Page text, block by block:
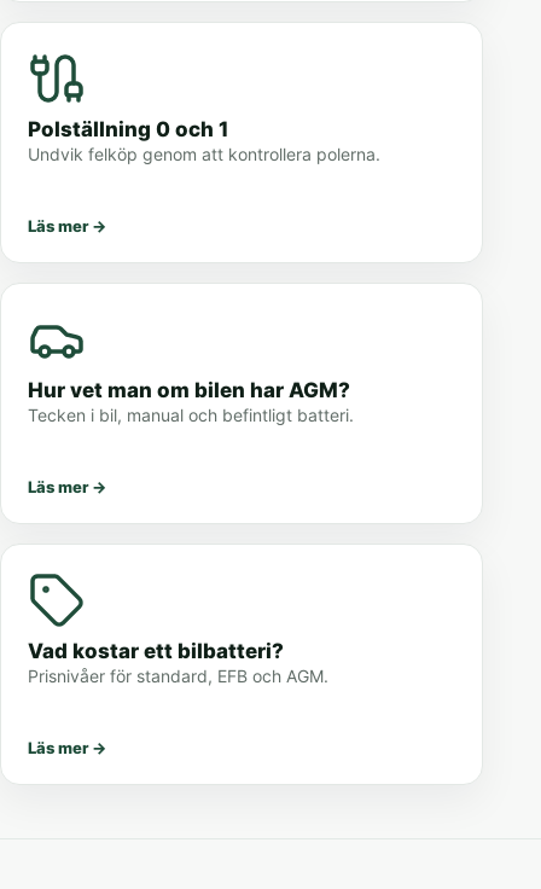
Polställning 0 och 1
Undvik felköp genom att kontrollera polerna.
Läs mer→
Hur vet man om bilen har AGM?
Tecken i bil, manual och befintligt batteri.
Läs mer→
Vad kostar ett bilbatteri?
Prisnivåer för standard, EFB och AGM.
Läs mer→